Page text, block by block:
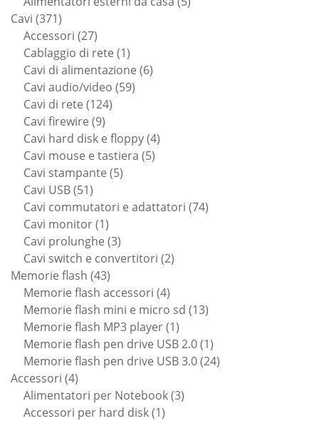
Cavi 371371
prodotti
Accessori 2727
prodotti
Cablaggio di rete 11
prodotto
Cavi di alimentazione 66
Cavi audio/video 5959
Cavi di rete 124124
Cavi firewire 99
prodotti
Cavi hard disk e floppy 44
Cavi mouse e tastiera 55
Cavi stampante 55
Cavi USB 5151
prodotti
Cavi commutatori e adattatori 7474
Cavi monitor 11
prodotto
Cavi prolunghe 33
prodotti
Cavi switch e convertitori 22
Memorie flash 4343
prodotti
Memorie flash accessori 44
prodotti
Memorie flash mini e micro sd 1313
Memorie flash MP3 player 11
prodotto
Memorie flash pen drive USB 2.0 11
prodotto
Memorie flash pen drive USB 3.0 2424
Accessori 44
prodotti
Alimentatori per Notebook 33
Accessori per hard disk 11